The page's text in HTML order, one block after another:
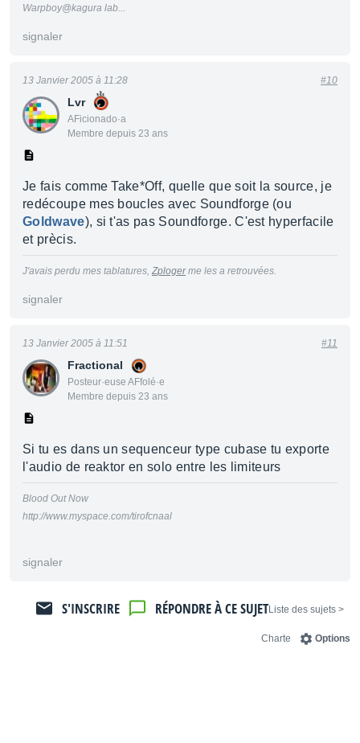
Warpboy@kagura lab...
signaler
Lvr
AFicionado·a
Membre depuis 23 ans
13 Janvier 2005 à 11:28 #10
Je fais comme Take*Off, quelle que soit la source, je
redécoupe mes boucles avec Soundforge (ou
Goldwave), si t'as pas Soundforge. C'est hyperfacile
et prècis.
J'avais perdu mes tablatures, Zplogerme les a retrouvées.
signaler
Fractional
Posteur·euse AFfolé·e
Membre depuis 23 ans
13 Janvier 2005 à 11:51 #11
Si tu es dans un sequenceur type cubase tu exporte
l'audio de reaktor en solo entre les limiteurs
Blood Out Now
http://www.myspace.com/tirofcnaal
signaler
< Liste des sujets
RÉPONDRE À CE SUJET
S'INSCRIRE
Options
Charte